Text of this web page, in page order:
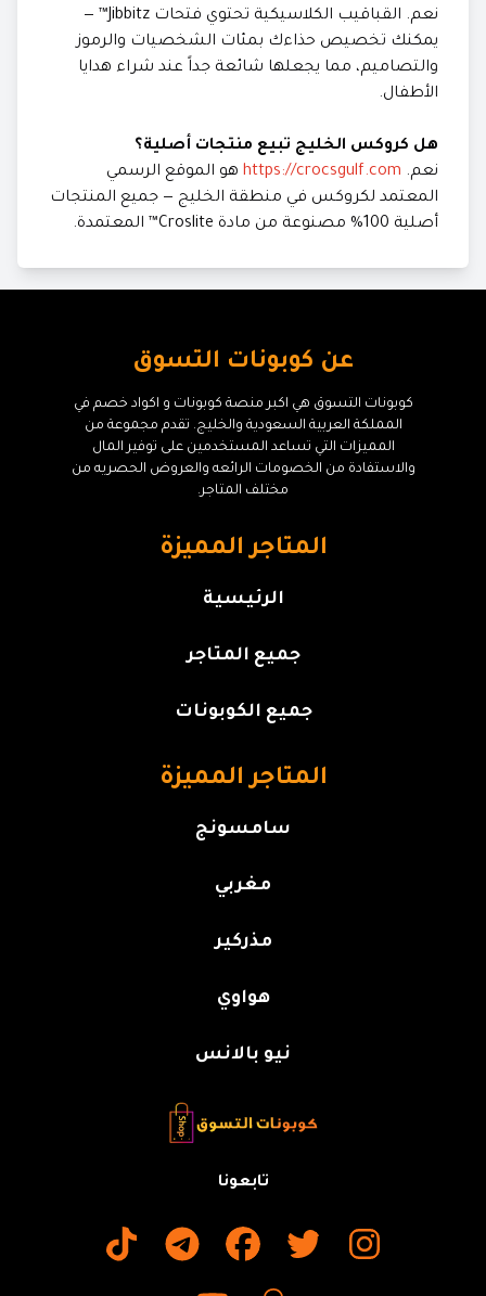
نعم. القباقيب الكلاسيكية تحتوي فتحات Jibbitz™ —
يمكنك تخصيص حذاءك بمئات الشخصيات والرموز
والتصاميم، مما يجعلها شائعة جداً عند شراء هدايا
الأطفال.
هل كروكس الخليج تبيع منتجات أصلية؟
نعم. https://crocsgulf.com هو الموقع الرسمي
المعتمد لكروكس في منطقة الخليج — جميع المنتجات
أصلية 100% مصنوعة من مادة Croslite™ المعتمدة.
عن كوبونات التسوق
كوبونات التسوق هي اكبر منصة كوبونات و اكواد خصم في
المملكة العربية السعودية والخليج. تقدم مجموعة من
المميزات التي تساعد المستخدمين على توفير المال
والاستفادة من الخصومات الرائعه والعروض الحصريه من
مختلف المتاجر.
المتاجر المميزة
الرئيسية
جميع المتاجر
جميع الكوبونات
المتاجر المميزة
سامسونج
مغربي
مذركير
هواوي
نيو بالانس
تابعونا